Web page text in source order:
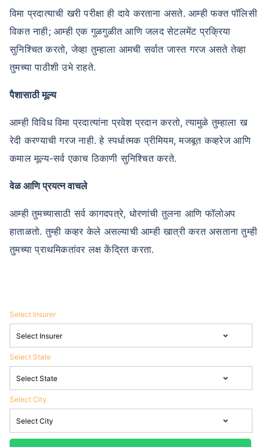
विमा प्रदात्याची खरी परीक्षा ही दावे करताना असते. आम्ही फक्त पॉलिसी
विकत नाही; आम्ही एक गुळगुळीत आणि जलद सेटलमेंट प्रक्रिया
सुनिश्चित करतो, जेव्हा तुम्हाला आमची सर्वात जास्त गरज असते तेव्हा
तुमच्या पाठीशी उभे राहते.
पैशासाठी मूल्य
आम्ही विविध विमा प्रदात्यांना प्रवेश प्रदान करतो, त्यामुळे तुम्हाला ख
रेदी करण्याची गरज नाही. हे स्पर्धात्मक प्रीमियम, मजबूत कव्हरेज आणि
कमाल मूल्य-सर्व एकाच ठिकाणी सुनिश्चित करते.
वेळ आणि प्रयत्न वाचले
आम्ही तुमच्यासाठी सर्व कागदपत्रे, धोरणांची तुलना आणि फॉलोअप
हाताळतो. तुम्ही कव्हर केले असल्याची आम्ही खात्री करत असताना तुम्ही
तुमच्या प्राथमिकतांवर लक्ष केंद्रित करता.
Select Insurer
Select State
Select City